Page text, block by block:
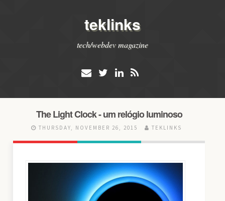
teklinks
tech/webdev magazine
The Light Clock - um relógio luminoso
THURSDAY, NOVEMBER 26, 2015 TEKLINKS